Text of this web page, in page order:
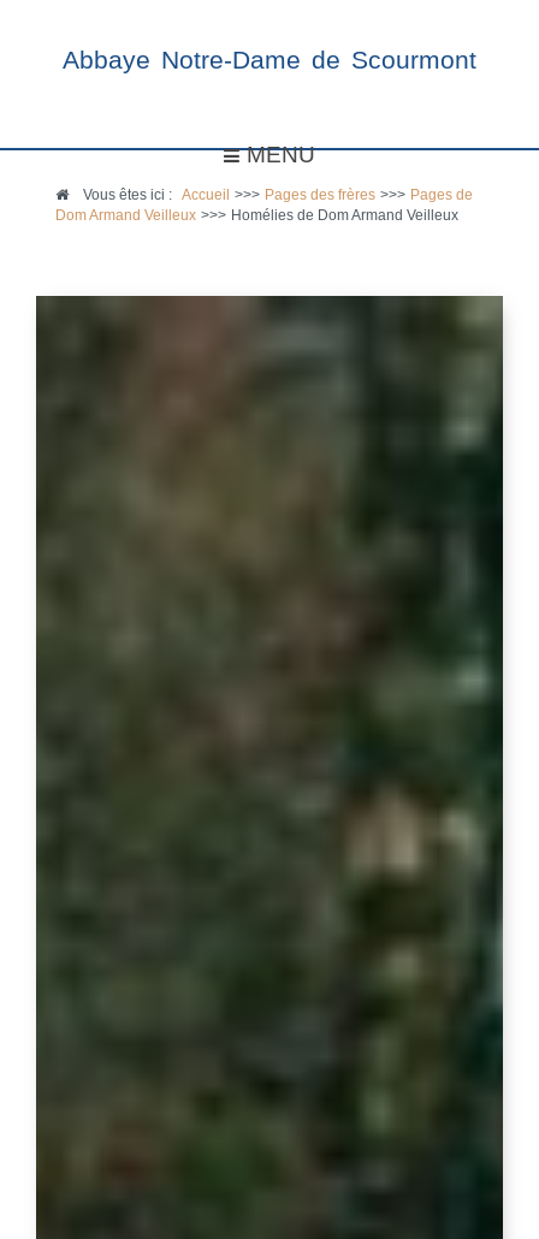
Abbaye Notre-Dame de Scourmont
MENU
Vous êtes ici :Accueil >>> Pages des frères >>> Pages de
Dom Armand Veilleux >>> Homélies de Dom Armand Veilleux